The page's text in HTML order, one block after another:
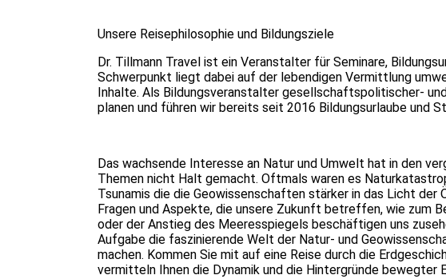
Unsere Reisephilosophie und Bildungsziele
Dr. Tillmann Travel ist ein Veranstalter für Seminare,
Schwerpunkt liegt dabei auf der lebendigen Vermittlung
Inhalte. Als Bildungsveranstalter gesellschaftspolitischer-
planen und führen wir bereits seit 2016 Bildungsurlaube und
Das wachsende Interesse an Natur und Umwelt hat in den
Themen nicht Halt gemacht. Oftmals waren es
Tsunamis die die Geowissenschaften stärker in das Licht
Fragen und Aspekte, die unsere Zukunft betreffen, wie zum
oder der Anstieg des Meeresspiegels beschäftigen uns
Aufgabe die faszinierende Welt der Natur- und
machen. Kommen Sie mit auf eine Reise durch die
vermitteln Ihnen die Dynamik und die Hintergründe bewegter